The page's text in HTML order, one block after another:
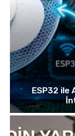
ESP32 ile